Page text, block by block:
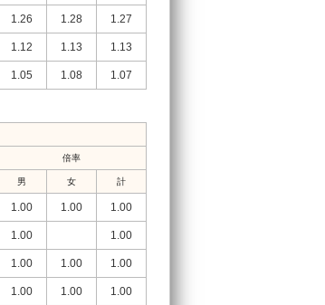
1.26 1.28 1.27
1.12 1.13 1.13
1.05 1.08 1.07
倍率
男 女 計
1.00 1.00 1.00
1.00 1.00
1.00 1.00 1.00
1.00 1.00 1.00